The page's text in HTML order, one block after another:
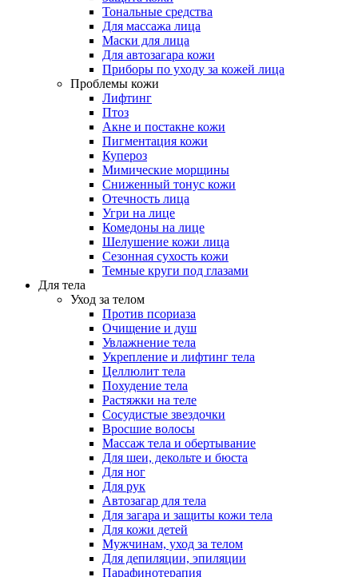
Тональные средства
Для массажа лица
Маски для лица
Для автозагара кожи
Приборы по уходу за кожей лица
Проблемы кожи
Лифтинг
Птоз
Акне и постакне кожи
Пигментация кожи
Купероз
Мимические морщины
Сниженный тонус кожи
Отечность лица
Угри на лице
Комедоны на лице
Шелушение кожи лица
Сезонная сухость кожи
Темные круги под глазами
Для тела
Уход за телом
Против псориаза
Очищение и душ
Увлажнение тела
Укрепление и лифтинг тела
Целлюлит тела
Похудение тела
Растяжки на теле
Сосудистые звездочки
Вросшие волосы
Массаж тела и обертывание
Для шеи, декольте и бюста
Для ног
Для рук
Автозагар для тела
Для загара и защиты кожи тела
Для кожи детей
Мужчинам, уход за телом
Для депиляции, эпиляции
Парафинотерапия